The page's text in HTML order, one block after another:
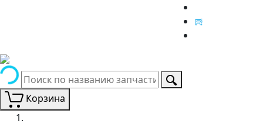
Корзина